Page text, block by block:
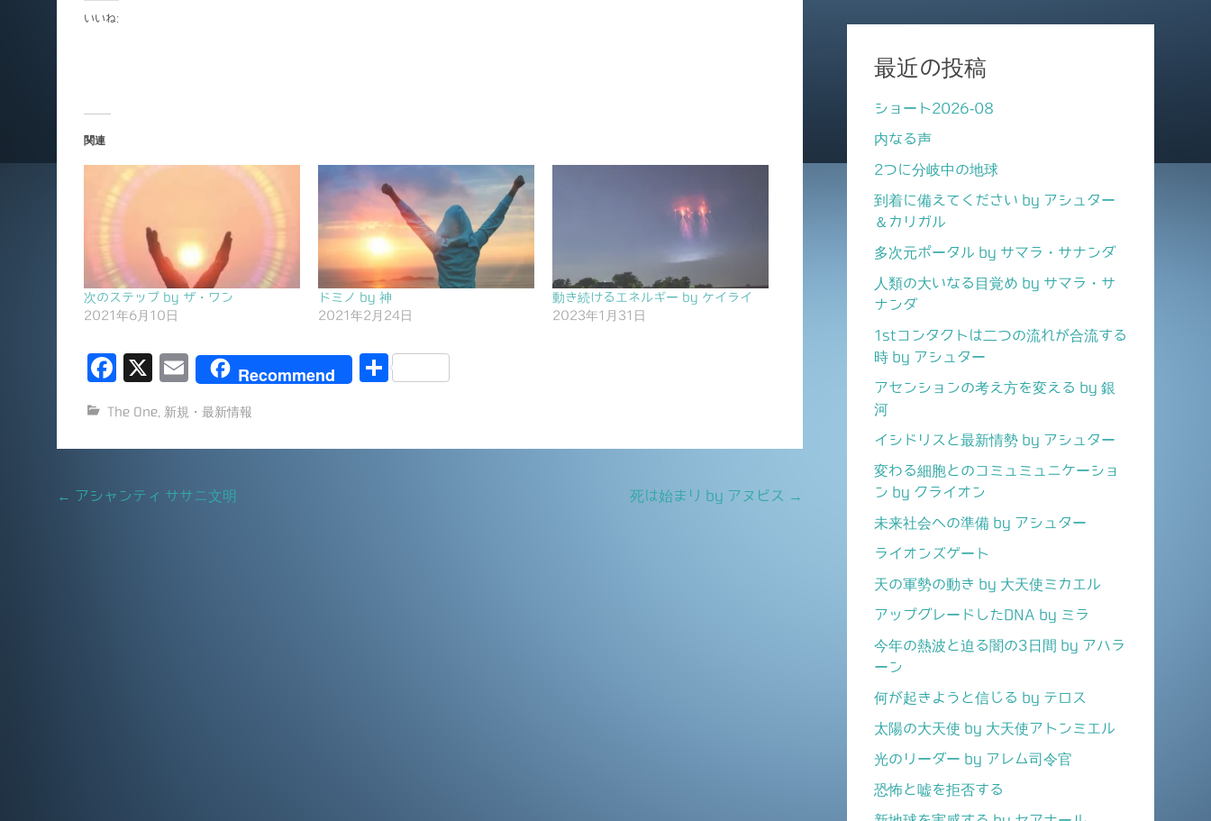
いいね:
関連
次のステップ by ザ・ワン
2021年6月10日
ドミノ by 神
2021年2月24日
動き続けるエネルギー by ケイライ
2023年1月31日
F
c
e
X
E
ai
l
Recommend
共
The One 新規・最新情報
Post
← アシャンティ ササニ文明 死は始まり by アヌビス →
最近の投稿
ショート2026-08
内なる声
2つに分岐中の地球
到着に備えてください by アシュター
＆カリガル
多次元ポータル by サマラ・サナンダ
人類の大いなる目覚め by サマラ・サ
ナンダ
1stコンタクトは二つの流れが合流する
時 by アシュター
アセンションの考え方を変える by 銀
河
イシドリスと最新情勢 by アシュター
変わる細胞とのコミュミュニケーショ
ン by クライオン
未来社会への準備 by アシュター
ライオンズゲート
天の軍勢の動き by 大天使ミカエル
アップグレードしたDNA by ミラ
今年の熱波と迫る闇の3日間 by アハラ
ーン
何が起きようと信じる by テロス
太陽の大天使 by 大天使アトンミエル
光のリーダー by アレム司令官
恐怖と嘘を拒否する